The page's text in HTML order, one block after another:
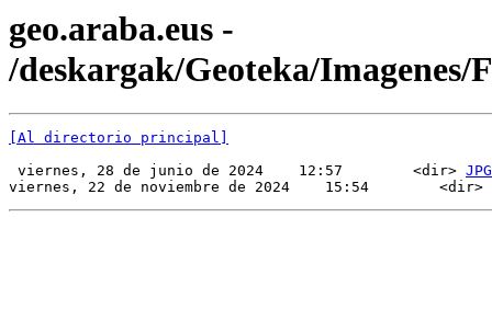
geo.araba.eus -
/deskargak/Geoteka/Imagenes/
[Al directorio principal]
viernes, 28 de junio de 2024    12:57        <dir> JPG
viernes, 22 de noviembre de 2024    15:54        <dir>